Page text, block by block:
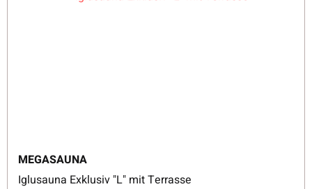
MEGASAUNA
Iglusauna Exklusiv "L" mit Terrasse